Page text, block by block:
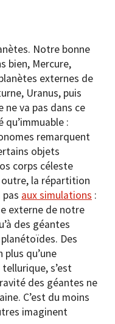
Notre bonne
bien, Mercure,
externes de
Uranus, puis
ne va pas dans ce
:
remarquent
objets
corps céleste
la répartition
aux simulations :
externe de notre
des géantes
Des
qu’une
s’est
des géantes ne
C’est du moins
imaginent